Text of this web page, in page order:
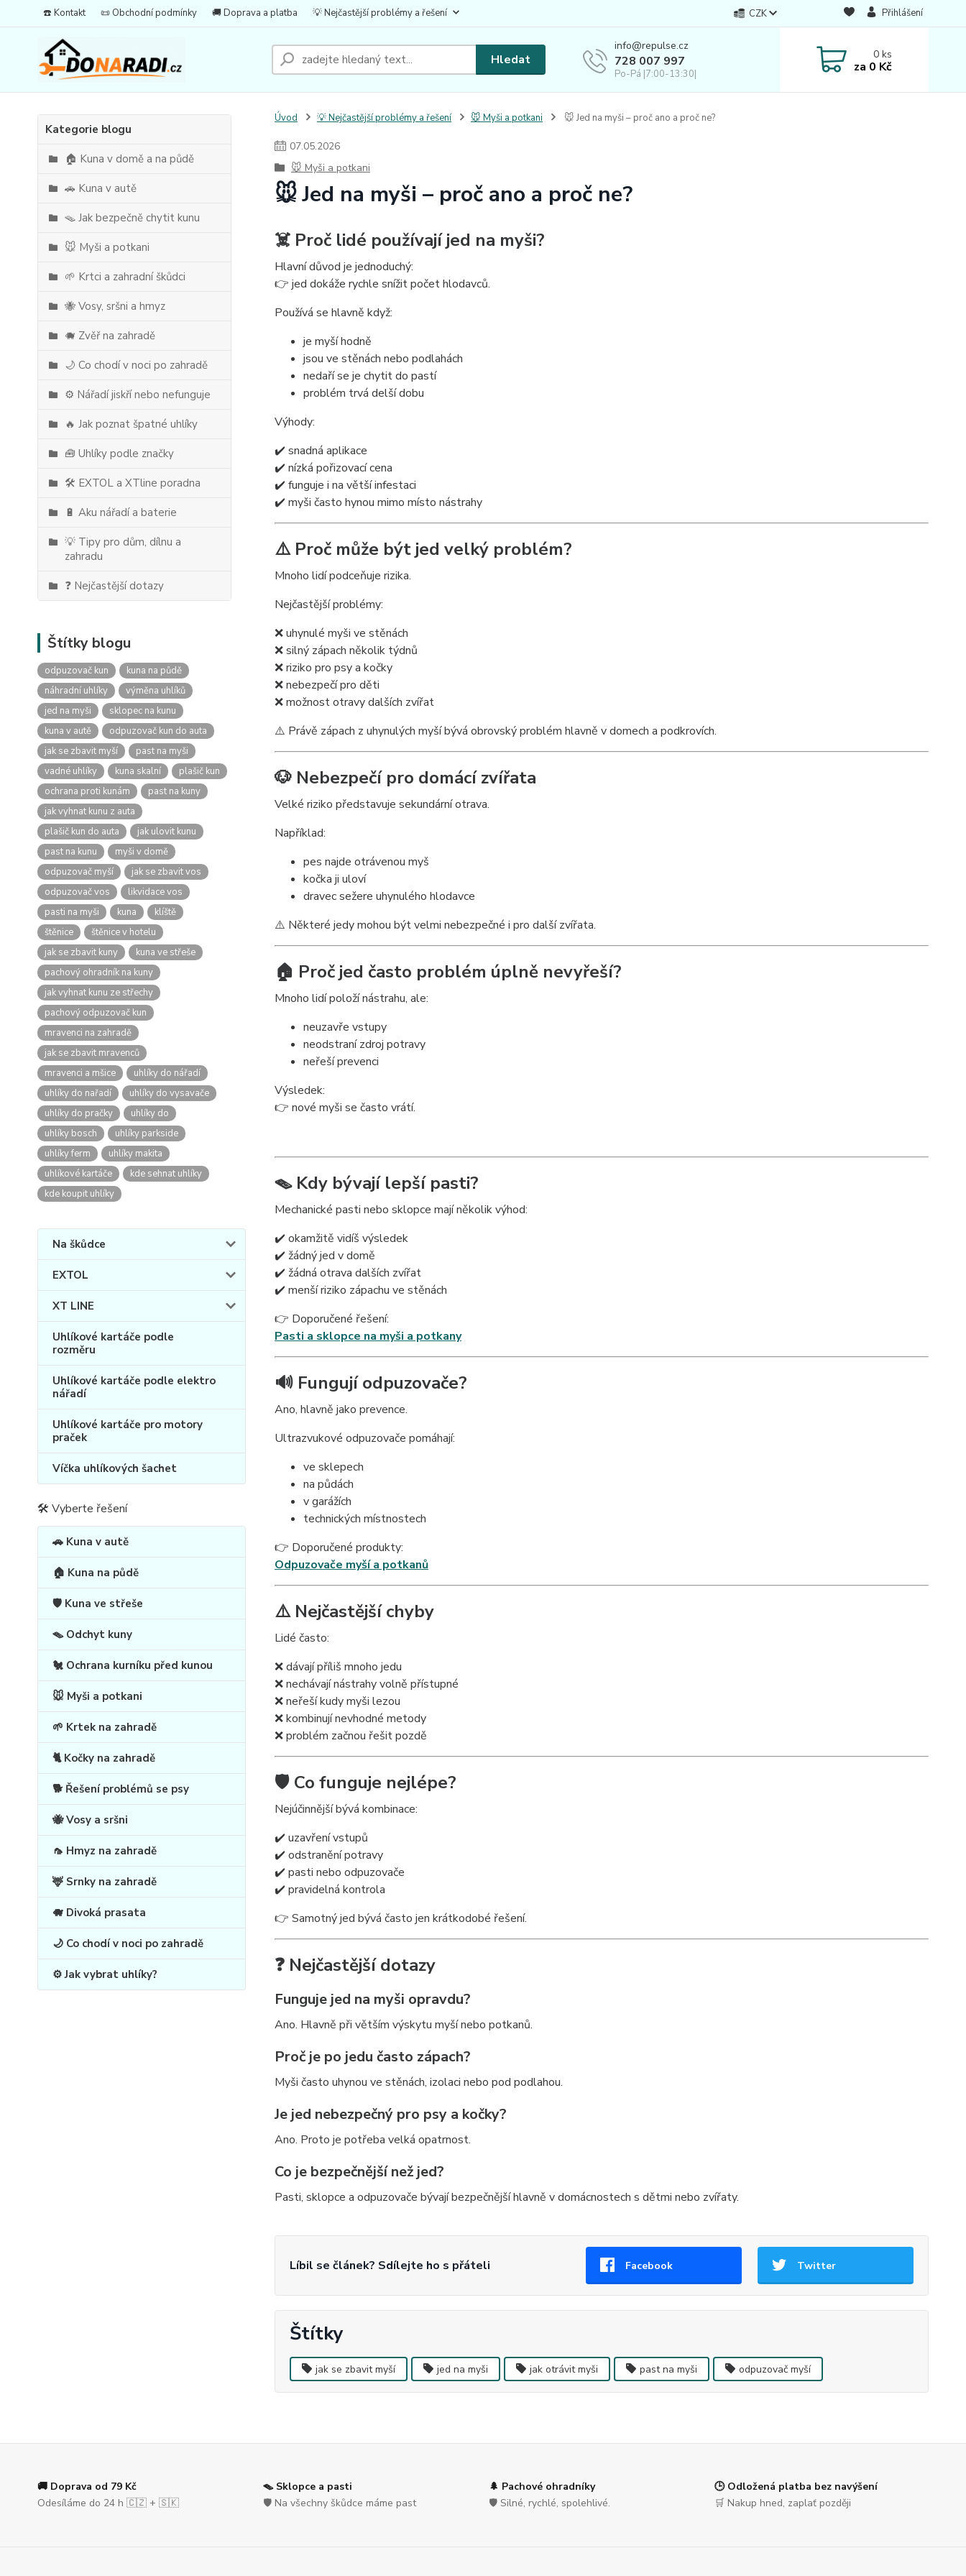
☎️ Kontakt 📜 Obchodní podmínky 🚚 Doprava a platba 💡 Nejčastější problémy a řešení CZK Přihlášení
Hledat
info@repulse.cz
728 007 997
Po-Pá |7:00-13:30|
0ks
za 0 Kč
Kategorie blogu
🏠 Kuna v domě a na půdě
🚗 Kuna v autě
🪤 Jak bezpečně chytit kunu
🐭 Myši a potkani
🌱 Krtci a zahradní škůdci
🐝 Vosy, sršni a hmyz
🐗 Zvěř na zahradě
🌙 Co chodí v noci po zahradě
⚙️ Nářadí jiskří nebo nefunguje
🔥 Jak poznat špatné uhlíky
🧰 Uhlíky podle značky
🛠️ EXTOL a XTline poradna
🔋 Aku nářadí a baterie
💡 Tipy pro dům, dílnu a
zahradu
❓ Nejčastější dotazy
Štítky blogu
odpuzovač kun
kuna na půdě
náhradní uhlíky
výměna uhlíků
jed na myši
sklopec na kunu
kuna v autě
odpuzovač kun do auta
jak se zbavit myší
past na myši
vadné uhlíky
kuna skalní
plašič kun
ochrana proti kunám
past na kuny
jak vyhnat kunu z auta
plašič kun do auta
jak ulovit kunu
past na kunu
myši v domě
odpuzovač myší
jak se zbavit vos
odpuzovač vos
likvidace vos
pasti na myši
kuna
klíště
štěnice
štěnice v hotelu
jak se zbavit kuny
kuna ve střeše
pachový ohradník na kuny
jak vyhnat kunu ze střechy
pachový odpuzovač kun
mravenci na zahradě
jak se zbavit mravenců
mravenci a mšice
uhlíky do nářadí
uhlíky do nařadí
uhlíky do vysavače
uhlíky do pračky
uhlíky do
uhlíky bosch
uhlíky parkside
uhlíky ferm
uhlíky makita
uhlíkové kartáče
kde sehnat uhlíky
kde koupit uhlíky
Na škůdce
EXTOL
XT LINE
Uhlíkové kartáče podle
rozměru
Uhlíkové kartáče podle elektro
nářadí
Uhlíkové kartáče pro motory
praček
Víčka uhlíkových šachet
🛠 Vyberte řešení
🚗 Kuna v autě
🏠 Kuna na půdě
🛡️ Kuna ve střeše
🪤 Odchyt kuny
🐔 Ochrana kurníku před kunou
🐭 Myši a potkani
🌱 Krtek na zahradě
🐈 Kočky na zahradě
🐕 Řešení problémů se psy
🐝 Vosy a sršni
🦟 Hmyz na zahradě
🦌 Srnky na zahradě
🐗 Divoká prasata
🌙 Co chodí v noci po zahradě
⚙️ Jak vybrat uhlíky?
Úvod 💡 Nejčastější problémy a řešení 🐭 Myši a potkani 🐭 Jed na myši – proč ano a proč ne?
07.05.2026
🐭 Myši a potkani
🐭 Jed na myši – proč ano a proč ne?
☠️ Proč lidé používají jed na myši?
Hlavní důvod je jednoduchý:
👉 jed dokáže rychle snížit počet hlodavců.
Používá se hlavně když:
je myší hodně
jsou ve stěnách nebo podlahách
nedaří se je chytit do pastí
problém trvá delší dobu
Výhody:
✔️ snadná aplikace
✔️ nízká pořizovací cena
✔️ funguje i na větší infestaci
✔️ myši často hynou mimo místo nástrahy
⚠️ Proč může být jed velký problém?
Mnoho lidí podceňuje rizika.
Nejčastější problémy:
❌ uhynulé myši ve stěnách
❌ silný zápach několik týdnů
❌ riziko pro psy a kočky
❌ nebezpečí pro děti
❌ možnost otravy dalších zvířat
⚠️ Právě zápach z uhynulých myší bývá obrovský problém hlavně v domech a podkrovích.
🐶 Nebezpečí pro domácí zvířata
Velké riziko představuje sekundární otrava.
Například:
pes najde otrávenou myš
kočka ji uloví
dravec sežere uhynulého hlodavce
⚠️ Některé jedy mohou být velmi nebezpečné i pro další zvířata.
🏠 Proč jed často problém úplně nevyřeší?
Mnoho lidí položí nástrahu, ale:
neuzavře vstupy
neodstraní zdroj potravy
neřeší prevenci
Výsledek:
👉 nové myši se často vrátí.
🪤 Kdy bývají lepší pasti?
Mechanické pasti nebo sklopce mají několik výhod:
✔️ okamžitě vidíš výsledek
✔️ žádný jed v domě
✔️ žádná otrava dalších zvířat
✔️ menší riziko zápachu ve stěnách
👉 Doporučené řešení:
Pasti a sklopce na myši a potkany
🔊 Fungují odpuzovače?
Ano, hlavně jako prevence.
Ultrazvukové odpuzovače pomáhají:
ve sklepech
na půdách
v garážích
technických místnostech
👉 Doporučené produkty:
Odpuzovače myší a potkanů
⚠️ Nejčastější chyby
Lidé často:
❌ dávají příliš mnoho jedu
❌ nechávají nástrahy volně přístupné
❌ neřeší kudy myši lezou
❌ kombinují nevhodné metody
❌ problém začnou řešit pozdě
🛡️ Co funguje nejlépe?
Nejúčinnější bývá kombinace:
✔️ uzavření vstupů
✔️ odstranění potravy
✔️ pasti nebo odpuzovače
✔️ pravidelná kontrola
👉 Samotný jed bývá často jen krátkodobé řešení.
❓ Nejčastější dotazy
Funguje jed na myši opravdu?
Ano. Hlavně při větším výskytu myší nebo potkanů.
Proč je po jedu často zápach?
Myši často uhynou ve stěnách, izolaci nebo pod podlahou.
Je jed nebezpečný pro psy a kočky?
Ano. Proto je potřeba velká opatrnost.
Co je bezpečnější než jed?
Pasti, sklopce a odpuzovače bývají bezpečnější hlavně v domácnostech s dětmi nebo zvířaty.
Líbil se článek? Sdílejte ho s přáteli Facebook Twitter
Štítky
jak se zbavit myší jed na myši jak otrávit myši past na myši odpuzovač myší
🚚 Doprava od 79 Kč
Odesíláme do 24 h 🇨🇿 + 🇸🇰
🪤 Sklopce a pasti
🛡️ Na všechny škůdce máme past
🌲 Pachové ohradníky
🛡️ Silné, rychlé, spolehlivé.
🕒 Odložená platba bez navýšení
🛒 Nakup hned, zaplať později